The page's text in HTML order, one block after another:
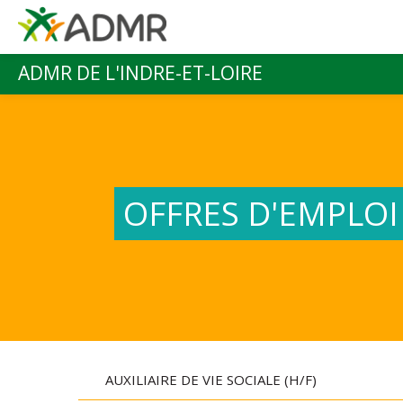
Aller au contenu principal
ADMR DE L'INDRE-ET-LOIRE
OFFRES D'EMPLOI
AUXILIAIRE DE VIE SOCIALE (H/F)